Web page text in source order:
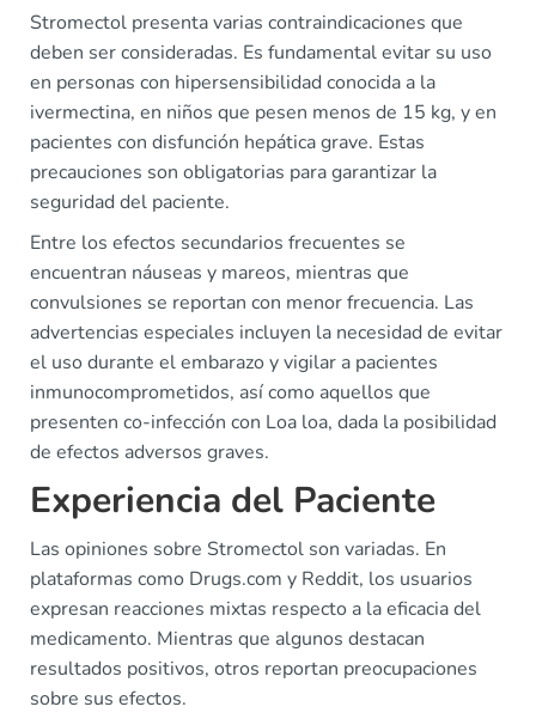
Stromectol presenta varias contraindicaciones que
deben ser consideradas. Es fundamental evitar su uso
en personas con hipersensibilidad conocida a la
ivermectina, en niños que pesen menos de 15 kg, y en
pacientes con disfunción hepática grave. Estas
precauciones son obligatorias para garantizar la
seguridad del paciente.
Entre los efectos secundarios frecuentes se
encuentran náuseas y mareos, mientras que
convulsiones se reportan con menor frecuencia. Las
advertencias especiales incluyen la necesidad de evitar
el uso durante el embarazo y vigilar a pacientes
inmunocomprometidos, así como aquellos que
presenten co-infección con Loa loa, dada la posibilidad
de efectos adversos graves.
Experiencia del Paciente
Las opiniones sobre Stromectol son variadas. En
plataformas como Drugs.com y Reddit, los usuarios
expresan reacciones mixtas respecto a la eficacia del
medicamento. Mientras que algunos destacan
resultados positivos, otros reportan preocupaciones
sobre sus efectos.